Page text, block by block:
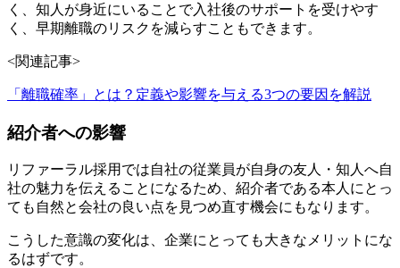
く、知人が身近にいることで入社後のサポートを受けやす
く、早期離職のリスクを減らすこともできます。
<関連記事>
「離職確率」とは？定義や影響を与える3つの要因を解説
紹介者への影響
リファーラル採用では自社の従業員が自身の友人・知人へ自
社の魅力を伝えることになるため、紹介者である本人にとっ
ても自然と会社の良い点を見つめ直す機会にもなります。
こうした意識の変化は、企業にとっても大きなメリットにな
るはずです。